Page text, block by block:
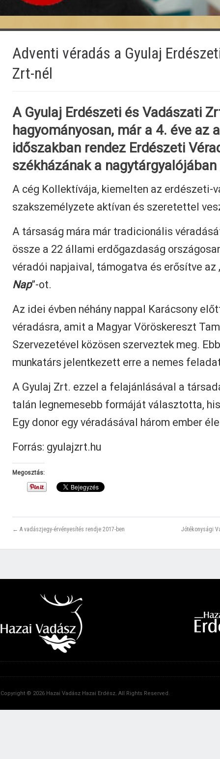
Adventi véradás a Gyulaj
Zrt-nél
A Gyulaj Erdészeti és Vadászati
hagyományosan, már a 4. éve az
időszakban rendez Erdészeti
székházának a nagytárgyalójában
A cég Kollektívája, kiemelten az erdészeti-
szakszemélyzete aktívan és szeretettel
A társaság mára már tradicionális
össze a 22 állami erdőgazdaság
véradói napjaival, támogatva és erősítve az
Nap”-ot.
Az idei évben néhány nappal Karácsony
véradásra, amit a Magyar Vöröskereszt
Szervezetével közösen szerveztek meg.
munkatárs jelentkezett erre a nemes
A Gyulaj Zrt. ezzel a felajánlásával a
talán legnemesebb formáját választotta,
Egy donor egy véradásával három ember
Forrás: gyulajzrt.hu
Megosztás:
← A vadászjegy-érvényesítés rendje 2017-ben Jótékonysági
Copyright © 2026 Hazai Vadász Hazai Erdész. All Rights Reserved.